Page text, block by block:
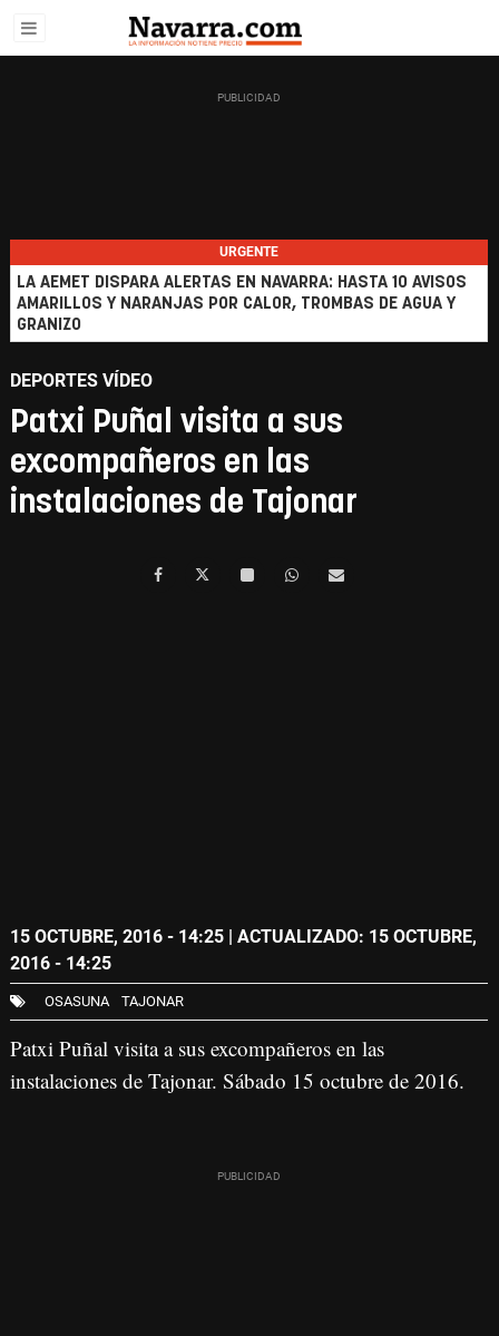
URGENTE
LA AEMET DISPARA ALERTAS EN NAVARRA: HASTA 10 AVISOS
AMARILLOS Y NARANJAS POR CALOR, TROMBAS DE AGUA Y
GRANIZO
DEPORTES VÍDEO
Patxi Puñal visita a sus
excompañeros en las
instalaciones de Tajonar
15 OCTUBRE, 2016 - 14:25 | ACTUALIZADO: 15 OCTUBRE,
2016 - 14:25
OSASUNA TAJONAR
Patxi Puñal visita a sus excompañeros en las
instalaciones de Tajonar. Sábado 15 octubre de 2016.